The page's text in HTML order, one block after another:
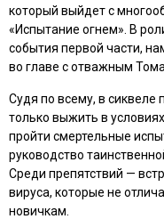
который выйдет с
«Испытание огнем» . В
события первой части,
во главе с отважным
Судя по всему, в сиквеле
только выжить в
пройти смертельные
руководство
Среди препятствий —
вируса, которые не
новичкам.